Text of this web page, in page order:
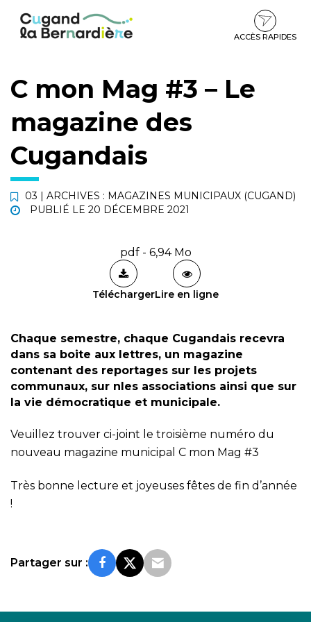
contenu
pied
ACCÈS RAPIDES
C mon Mag #3 – Le
magazine des
Cugandais
03 | ARCHIVES : MAGAZINES MUNICIPAUX (CUGAND)
PUBLIÉ LE 20 DÉCEMBRE 2021
pdf - 6,94 Mo
TéléchargerLire en ligne
Chaque semestre, chaque Cugandais recevra
dans sa boite aux lettres, un magazine
contenant des reportages sur les projets
communaux, sur nles associations ainsi que sur
la vie démocratique et municipale.
Veuillez trouver ci-joint le troisième numéro du
nouveau magazine municipal C mon Mag #3
Très bonne lecture et joyeuses fêtes de fin d’année
!
Partager sur :